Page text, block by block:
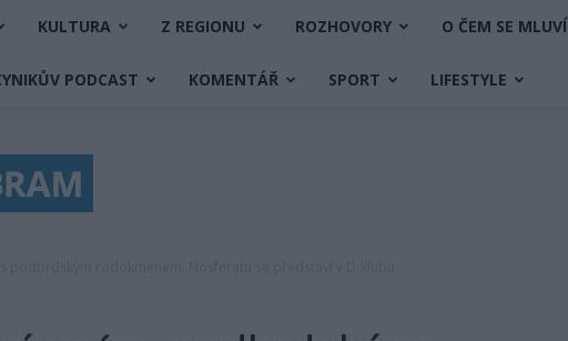
KULTURA Z REGIONU ROZHOVORY O ČEM SE MLUVÍ
PODCAST KOMENTÁŘ SPORT LIFESTYLE